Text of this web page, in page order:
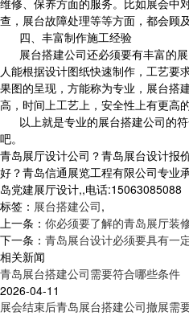
查，展台故障处理等等方面，都会顾及
四、丰富制作施工经验
展台搭建公司还必须要有丰富的展
人能根据设计图纸快速制作，工艺要
果图的呈现，方能称为专业，展台搭
高，时间上工艺上，安全性上有更高的
以上就是专业的展台搭建公司的符
吧。
青岛展厅设计公司？青岛展台设计报
好？青岛信通展览工程有限公司专业
岛党建展厅设计,,电话:15063085088
标签： 展台搭建公司,
上一条： 你必须要了解的青岛展厅装
下一条： 青岛展台设计必须要具有一
相关新闻
青岛展台搭建公司需要符合哪些条件
2026-04-11
展会结束后青岛展台搭建公司撤展需